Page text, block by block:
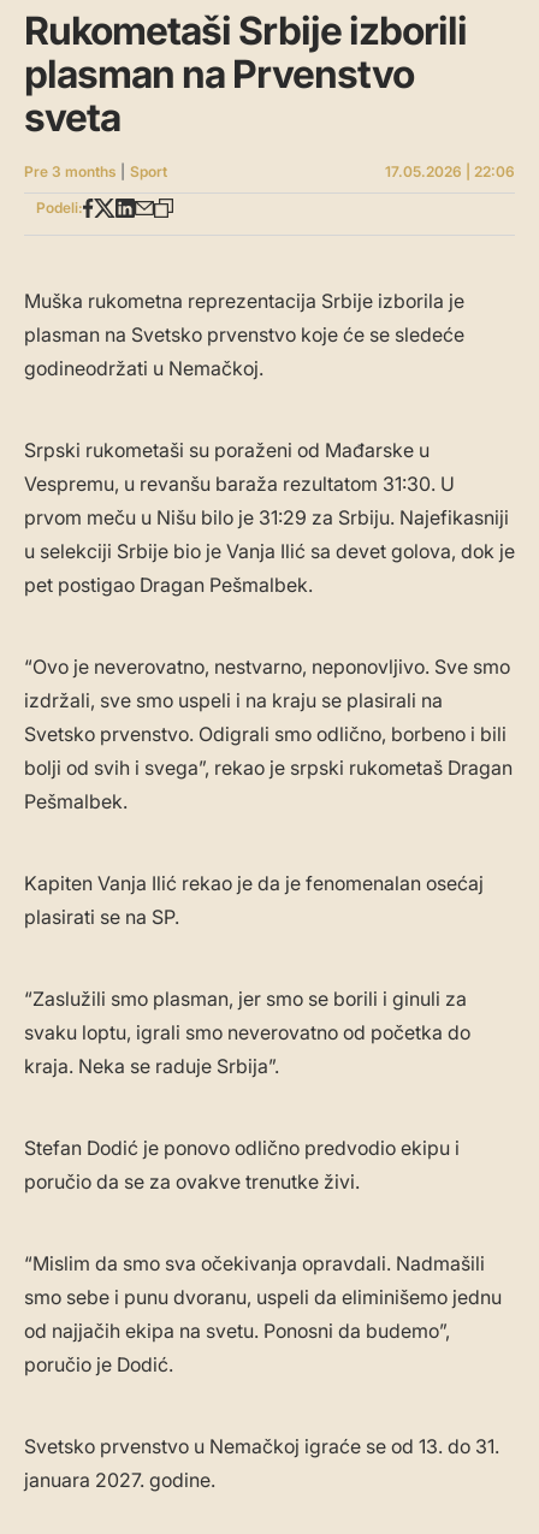
Rukometaši Srbije izborili
plasman na Prvenstvo
sveta
Pre 3 months Sport
17.05.2026 | 22:06
Podeli:
Muška rukometna reprezentacija Srbije izborila je
plasman na Svetsko prvenstvo koje će se sledeće
godineodržati u Nemačkoj.
Srpski rukometaši su poraženi od Mađarske u
Vespremu, u revanšu baraža rezultatom 31:30. U
prvom meču u Nišu bilo je 31:29 za Srbiju. Najefikasniji
u selekciji Srbije bio je Vanja Ilić sa devet golova, dok je
pet postigao Dragan Pešmalbek.
“Ovo je neverovatno, nestvarno, neponovljivo. Sve smo
izdržali, sve smo uspeli i na kraju se plasirali na
Svetsko prvenstvo. Odigrali smo odlično, borbeno i bili
bolji od svih i svega”, rekao je srpski rukometaš Dragan
Pešmalbek.
Kapiten Vanja Ilić rekao je da je fenomenalan osećaj
plasirati se na SP.
“Zaslužili smo plasman, jer smo se borili i ginuli za
svaku loptu, igrali smo neverovatno od početka do
kraja. Neka se raduje Srbija”.
Stefan Dodić je ponovo odlično predvodio ekipu i
poručio da se za ovakve trenutke živi.
“Mislim da smo sva očekivanja opravdali. Nadmašili
smo sebe i punu dvoranu, uspeli da eliminišemo jednu
od najjačih ekipa na svetu. Ponosni da budemo”,
poručio je Dodić.
Svetsko prvenstvo u Nemačkoj igraće se od 13. do 31.
januara 2027. godine.